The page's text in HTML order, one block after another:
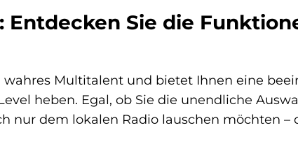
Sie die
wahres Multitalent und bietet Ihnen eine
heben. Egal, ob Sie die unendliche
nur dem lokalen Radio lauschen möchten –